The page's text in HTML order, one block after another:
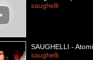
saughelli
SAUGHELLI -
saughelli